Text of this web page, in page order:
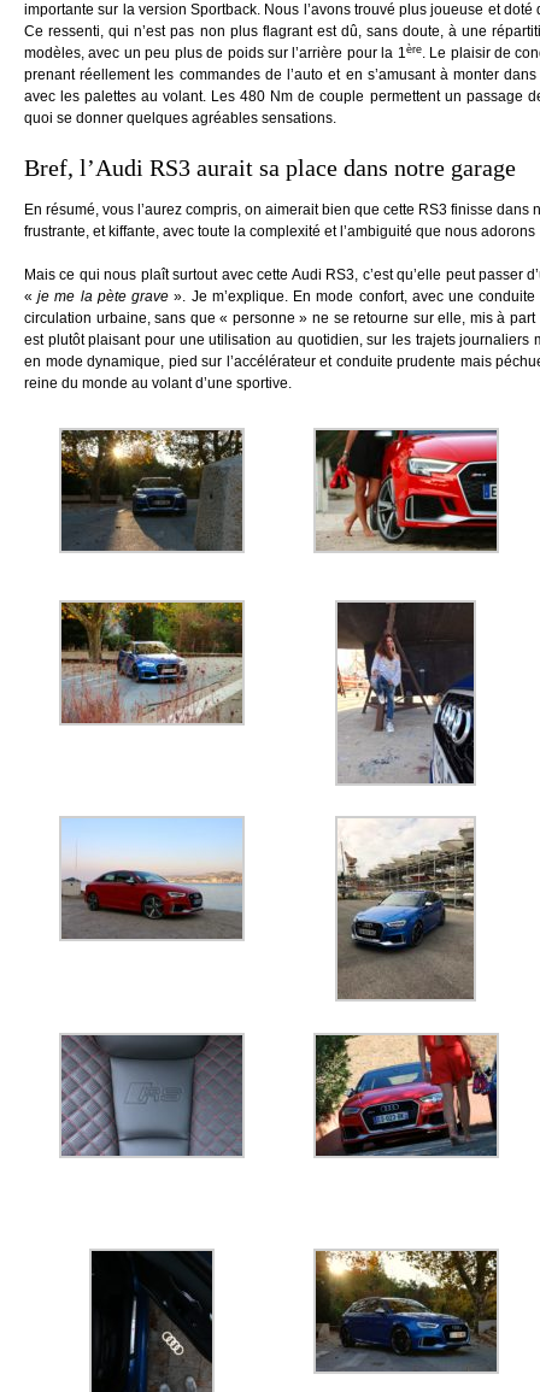
importante sur la version Sportback. Nous l’avons trouvé plus joueuse et
Ce ressenti, qui n’est pas non plus flagrant est dû, sans doute, à une
modèles, avec un peu plus de poids sur l’arrière pour la 1ère. Le plaisir de
prenant réellement les commandes de l’auto et en s’amusant à monter
avec les palettes au volant. Les 480 Nm de couple permettent un passage
quoi se donner quelques agréables sensations.
Bref, l’Audi RS3 aurait sa place dans notre garage
En résumé, vous l’aurez compris, on aimerait bien que cette RS3 finisse dans
frustrante, et kiffante, avec toute la complexité et l’ambiguité que nous adorons
Mais ce qui nous plaît surtout avec cette Audi RS3, c’est qu’elle peut passer
«je me la pète grave». Je m’explique. En mode confort, avec une
circulation urbaine, sans que « personne » ne se retourne sur elle, mis à
est plutôt plaisant pour une utilisation au quotidien, sur les trajets journaliers
en mode dynamique, pied sur l’accélérateur et conduite prudente mais
reine du monde au volant d’une sportive.